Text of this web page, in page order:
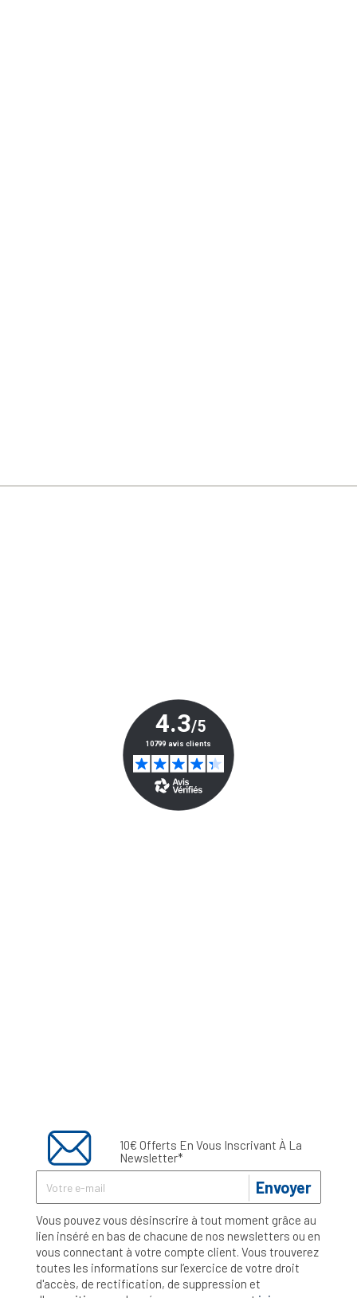
10€ Offerts En Vous Inscrivant À La
Newsletter*
Envoyer
Vous pouvez vous désinscrire à tout moment grâce au
lien inséré en bas de chacune de nos newsletters ou en
vous connectant à votre compte client. Vous trouverez
toutes les informations sur l’exercice de votre droit
d'accès, de rectification, de suppression et